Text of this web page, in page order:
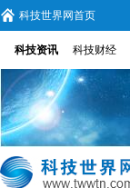
科技世界网首页
科技资讯 科技财经